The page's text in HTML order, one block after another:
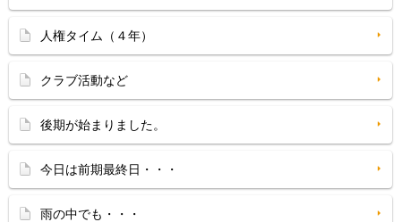
人権タイム（４年）
クラブ活動など
後期が始まりました。
今日は前期最終日・・・
雨の中でも・・・